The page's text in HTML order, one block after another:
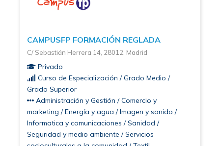
CAMPUSFP FORMACIÓN REGLADA
C/ Sebastián Herrera 14, 28012, Madrid
Privado
Curso de Especialización / Grado Medio /
Grado Superior
Administración y Gestión / Comercio y
marketing / Energía y agua / Imagen y sonido /
Informatica y comunicaciones / Sanidad /
Seguridad y medio ambiente / Servicios